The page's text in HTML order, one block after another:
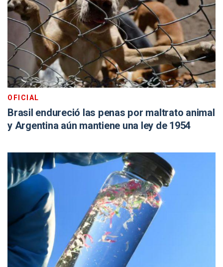
OFICIAL
Brasil endureció las penas por maltrato animal
y Argentina aún mantiene una ley de 1954